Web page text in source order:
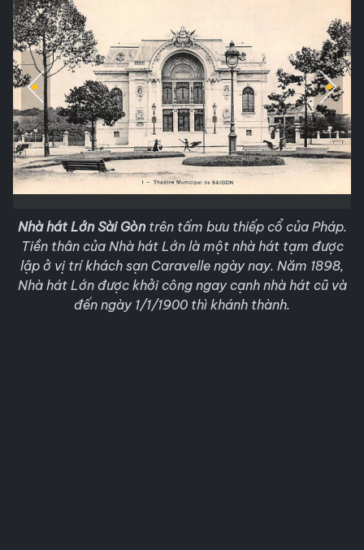
Nhà hát Lớn Sài Gòn trên tấm bưu thiếp cổ của Pháp.
Tiền thân của Nhà hát Lớn là một nhà hát tạm được
lập ở vị trí khách sạn Caravelle ngày nay. Năm 1898,
Nhà hát Lớn được khởi công ngay cạnh nhà hát cũ và
đến ngày 1/1/1900 thì khánh thành.